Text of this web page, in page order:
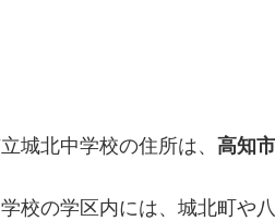
城北中学校の住所は、 高知
校の学区内には、城北町や